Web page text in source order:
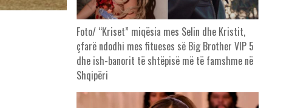
Foto/ “Kriset” miqësia mes Selin dhe Kristit,
çfarë ndodhi mes fitueses së Big Brother VIP 5
dhe ish-banorit të shtëpisë më të famshme në
Shqipëri